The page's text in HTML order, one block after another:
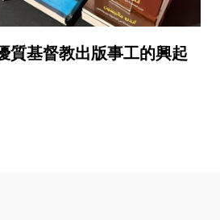
質基督教出版事工的興起